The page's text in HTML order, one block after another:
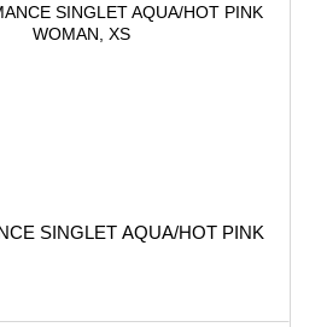
SINGLET AQUA/HOT PINK